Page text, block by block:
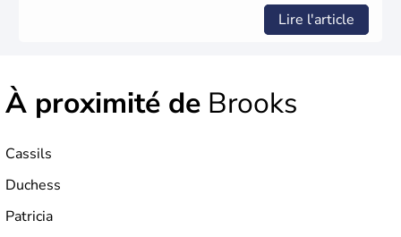
Lire l'article
À proximité de Brooks
Cassils
Duchess
Patricia